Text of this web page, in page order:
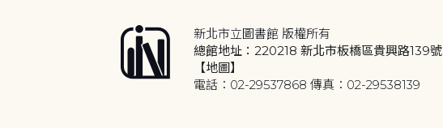
新北市立圖書館 版權所有
總館地址：220218 新北市板橋區貴興路139號
【地圖】
電話：02-29537868 傳真：02-29538139